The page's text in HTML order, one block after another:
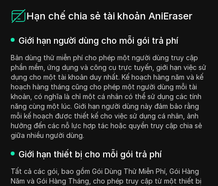
Hạn chế chia sẻ tài khoản AniEraser
Giới hạn người dùng cho mỗi gói trả phí
Bản dùng thử miễn phí cho phép một người dùng truy cập
phần mềm, ứng dụng và công cụ trực tuyến, giới hạn việc sử
dụng cho một tài khoản duy nhất. Kế hoạch hàng năm và kế
hoạch hàng tháng cũng cho phép một người dùng mỗi tài
khoản, có nghĩa là chỉ một cá nhân có thể sử dụng các tính
năng cùng một lúc. Giới hạn người dùng này đảm bảo rằng
mỗi kế hoạch được thiết kế cho việc sử dụng cá nhân, ảnh
hưởng đến các nỗ lực hợp tác hoặc quyền truy cập chia sẻ
giữa nhiều người dùng.
Giới hạn thiết bị cho mỗi gói trả phí
Tất cả các gói, bao gồm Gói Dùng Thử Miễn Phí, Gói Hàng
Năm và Gói Hàng Tháng, cho phép truy cập từ một thiết bị